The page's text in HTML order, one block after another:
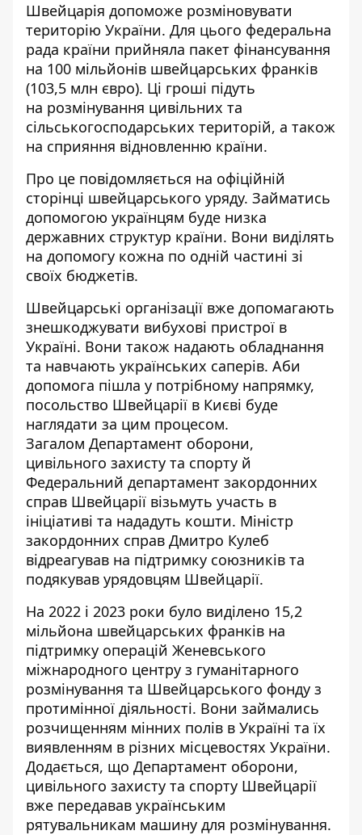
Швейцарія допоможе розміновувати
територію України. Для цього федеральна
рада країни прийняла пакет фінансування
на 100 мільйонів швейцарських франків
(103,5 млн євро). Ці гроші підуть
на розмінування цивільних та
сільськогосподарських територій, а також
на сприяння відновленню країни.
Про це повідомляється на офіційній
сторінці швейцарського уряду. Займатись
допомогою українцям буде низка
державних структур країни. Вони виділять
на допомогу кожна по одній частині зі
своїх бюджетів.
Швейцарські організації вже допомагають
знешкоджувати вибухові пристрої в
Україні. Вони також надають обладнання
та навчають українських саперів. Аби
допомога пішла у потрібному напрямку,
посольство Швейцарії в Києві буде
наглядати за цим процесом.
Загалом Департамент оборони,
цивільного захисту та спорту й
Федеральний департамент закордонних
справ Швейцарії візьмуть участь в
ініціативі та нададуть кошти. Міністр
закордонних справ Дмитро Кулеб
відреагував на підтримку союзників та
подякував урядовцям Швейцарії.
На 2022 і 2023 роки було виділено 15,2
мільйона швейцарських франків на
підтримку операцій Женевського
міжнародного центру з гуманітарного
розмінування та Швейцарського фонду з
протимінної діяльності. Вони займались
розчищенням мінних полів в Україні та їх
виявленням в різних місцевостях України.
Додається, що Департамент оборони,
цивільного захисту та спорту Швейцарії
вже передавав українським
рятувальникам машину для розмінування.